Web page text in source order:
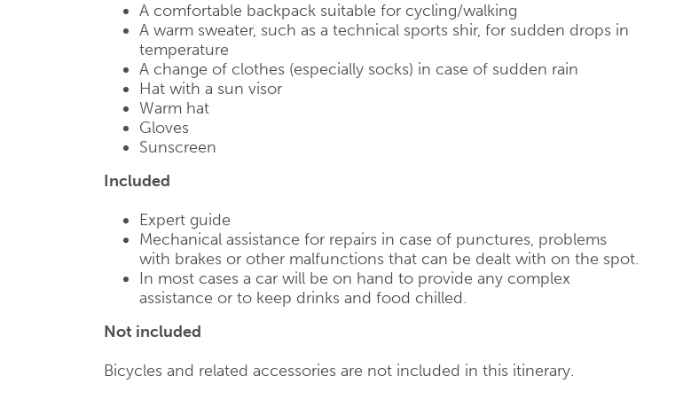
A comfortable backpack suitable for cycling/walking
A warm sweater, such as a technical sports shir, for sudden drops in
temperature
A change of clothes (especially socks) in case of sudden rain
Hat with a sun visor
Warm hat
Gloves
Sunscreen
Included
Expert guide
Mechanical assistance for repairs in case of punctures, problems
with brakes or other malfunctions that can be dealt with on the spot.
In most cases a car will be on hand to provide any complex
assistance or to keep drinks and food chilled.
Not included
Bicycles and related accessories are not included in this itinerary.